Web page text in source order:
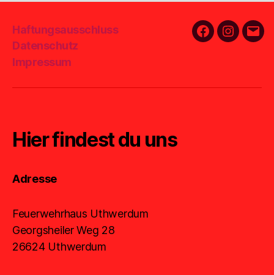
Haftungsausschluss
Datenschutz
Impressum
FacebookE-
Hier findest du uns
Adresse
Feuerwehrhaus Uthwerdum
Georgsheiler Weg 28
26624 Uthwerdum